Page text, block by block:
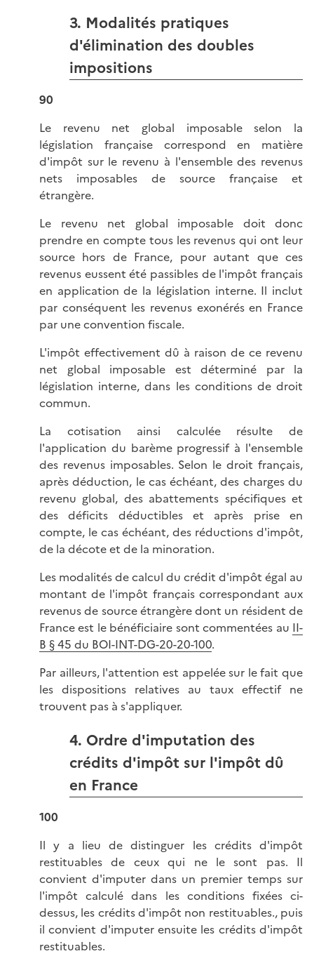
3. Modalités pratiques
d'élimination des doubles
impositions
90
Le revenu net global imposable selon la
législation française correspond en matière
d'impôt sur le revenu à l'ensemble des revenus
nets imposables de source française et
étrangère.
Le revenu net global imposable doit donc
prendre en compte tous les revenus qui ont leur
source hors de France, pour autant que ces
revenus eussent été passibles de l'impôt français
en application de la législation interne. Il inclut
par conséquent les revenus exonérés en France
par une convention fiscale.
L'impôt effectivement dû à raison de ce revenu
net global imposable est déterminé par la
législation interne, dans les conditions de droit
commun.
La cotisation ainsi calculée résulte de
l'application du barème progressif à l'ensemble
des revenus imposables. Selon le droit français,
après déduction, le cas échéant, des charges du
revenu global, des abattements spécifiques et
des déficits déductibles et après prise en
compte, le cas échéant, des réductions d'impôt,
de la décote et de la minoration.
Les modalités de calcul du crédit d'impôt égal au
montant de l'impôt français correspondant aux
revenus de source étrangère dont un résident de
France est le bénéficiaire sont commentées au II-
B § 45 du BOI-INT-DG-20-20-100.
Par ailleurs, l'attention est appelée sur le fait que
les dispositions relatives au taux effectif ne
trouvent pas à s'appliquer.
4. Ordre d'imputation des
crédits d'impôt sur l'impôt dû
en France
100
Il y a lieu de distinguer les crédits d'impôt
restituables de ceux qui ne le sont pas. Il
convient d'imputer dans un premier temps sur
l'impôt calculé dans les conditions fixées ci-
dessus, les crédits d'impôt non restituables., puis
il convient d'imputer ensuite les crédits d'impôt
restituables.